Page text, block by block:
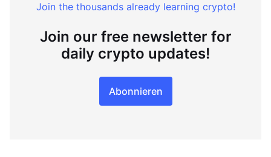
Join the thousands already learning crypto!
Join our free newsletter for
daily crypto updates!
Abonnieren